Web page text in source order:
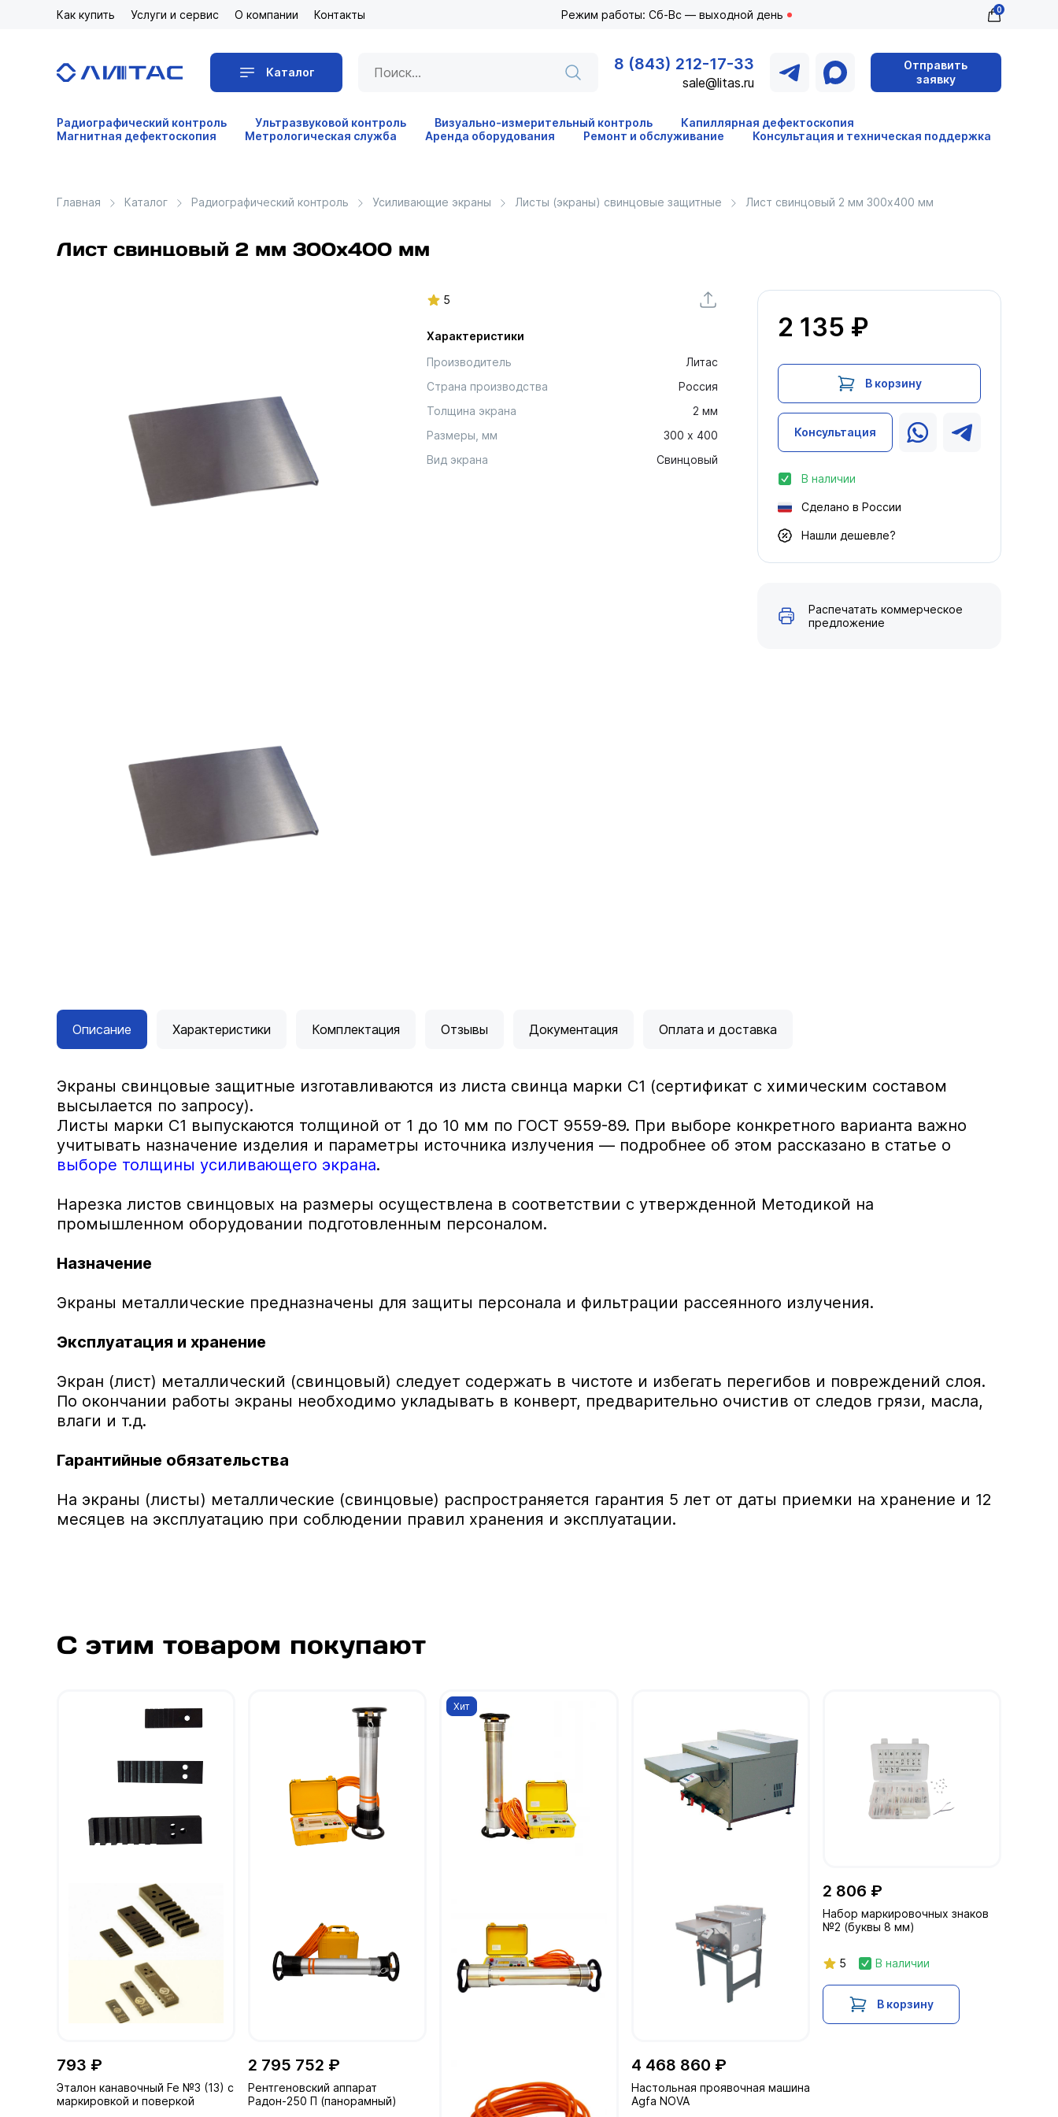
Как купить Услуги и сервис О компании Контакты Режим работы: Сб-Вс — выходной день 0
Каталог 8 (843) 212-17-33
sale@litas.ru
Отправить
заявку
Радиографический контроль Ультразвуковой контроль Визуально-измерительный контроль
Капиллярная дефектоскопия
Магнитная дефектоскопия
Метрологическая служба Аренда оборудования Ремонт и обслуживание Консультация и техническая поддержка
Главная Каталог Радиографический контроль Усиливающие экраны Листы (экраны) свинцовые защитные Лист свинцовый 2 мм 300х400 мм
Лист свинцовый 2 мм 300х400 мм
5
Характеристики
Производитель
Литас
Страна производства
Россия
Толщина экрана
2 мм
Размеры, мм
300 х 400
Вид экрана
Свинцовый
2 135 ₽
В корзину
Консультация
В наличии
Сделано в России
Нашли дешевле?
Распечатать коммерческое
предложение
Описание Характеристики Комплектация Отзывы Документация Оплата и доставка
Экраны свинцовые защитные изготавливаются из листа свинца марки С1 (сертификат с химическим составом
высылается по запросу).
Листы марки С1 выпускаются толщиной от 1 до 10 мм по ГОСТ 9559-89. При выборе конкретного варианта важно
учитывать назначение изделия и параметры источника излучения — подробнее об этом рассказано в статье о
выборе толщины усиливающего экрана.
Нарезка листов свинцовых на размеры осуществлена в соответствии с утвержденной Методикой на
промышленном оборудовании подготовленным персоналом.
Назначение
Экраны металлические предназначены для защиты персонала и фильтрации рассеянного излучения.
Эксплуатация и хранение
Экран (лист) металлический (свинцовый) следует содержать в чистоте и избегать перегибов и повреждений слоя.
По окончании работы экраны необходимо укладывать в конверт, предварительно очистив от следов грязи, масла,
влаги и т.д.
Гарантийные обязательства
На экраны (листы) металлические (свинцовые) распространяется гарантия 5 лет от даты приемки на хранение и 12
месяцев на эксплуатацию при соблюдении правил хранения и эксплуатации.
С этим товаром покупают
793 ₽
Эталон канавочный Fe №3 (13) с
маркировкой и поверкой
2 795 752 ₽
Рентгеновский аппарат
Радон-250 П (панорамный)
Хит
4 468 860 ₽
Настольная проявочная машина
Agfa NOVA
2 806 ₽
Набор маркировочных знаков
№2 (буквы 8 мм)
5 В наличии
В корзину